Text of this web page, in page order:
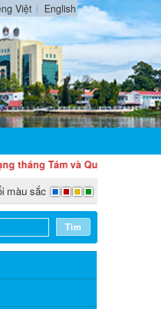
Việt English
Tám và Quốc khánh 2/9
màu sắc
Tìm